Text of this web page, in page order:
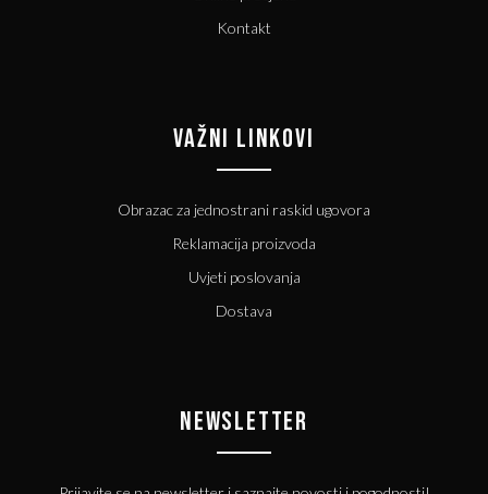
Kontakt
VAŽNI LINKOVI
Obrazac za jednostrani raskid ugovora
Reklamacija proizvoda
Uvjeti poslovanja
Dostava
NEWSLETTER